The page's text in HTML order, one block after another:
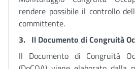
rendere possibile il controllo
committente.
3. Il Documento di Congruità
Il Documento di Congruità